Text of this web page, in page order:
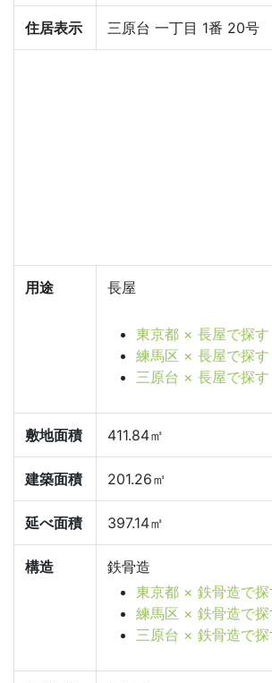
住居表示 三原台 一丁目 1番 20号
用途 長屋
東京都 × 長屋で探す
練馬区 × 長屋で探す
三原台 × 長屋で探す
敷地面積 411.84㎡
建築面積 201.26㎡
延べ面積 397.14㎡
構造
鉄骨造
東京都 × 鉄骨造で探
練馬区 × 鉄骨造で探
三原台 × 鉄骨造で探